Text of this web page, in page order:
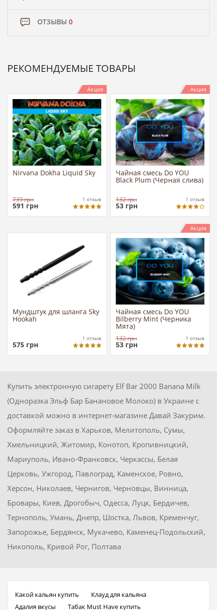
ОТЗЫВЫ 0
РЕКОМЕНДУЕМЫЕ ТОВАРЫ
Акция
Nirvana Dokha Liquid Sky
739грн
591 грн
1 отзыв
Акция
Чайная смесь Do YOU
Black Plum (Черная слива)
132грн
53 грн
1 отзыв
Мундштук для шланга Sky
Hookah
575 грн
1 отзыв
Акция
Чайная смесь Do YOU
Bilberry Mint (Черника
Мята)
132грн
53 грн
1 отзыв
Купить электронную сигарету Elf Bar 2000 Banana Milk
(Одноразка Эльф Бар Банановое Молоко) в Украине с
доставкой можно в интернет-магазине Давай Закурим.
Оформляйте заказ в Харьков, Мелитополь, Сумы,
Хмельницкий, Житомир, Конотоп, Кропивницкий,
Мариуполь, Ивано-Франковск, Черкассы, Белая
Церковь, Ужгород, Павлоград, Каменское, Ровно,
Херсон, Николаев, Чернигов, Черновцы, Винница,
Бровары, Киев, Дрогобыч, Одесса, Луцк, Бердичев,
Тернополь, Умань, Днепр, Шостка, Львов, Кременчуг,
Запорожье, Бердянск, Мукачево, Каменец-Подольский,
Никополь, Кривой Рог, Полтава
Какой кальян купить
Клауд для кальяна
Адалия вкусы
Табак Must Have купить